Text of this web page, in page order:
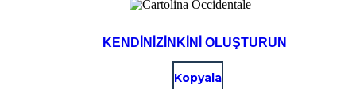
KENDINIZINKINI OLUŞTURUN
Kopyala